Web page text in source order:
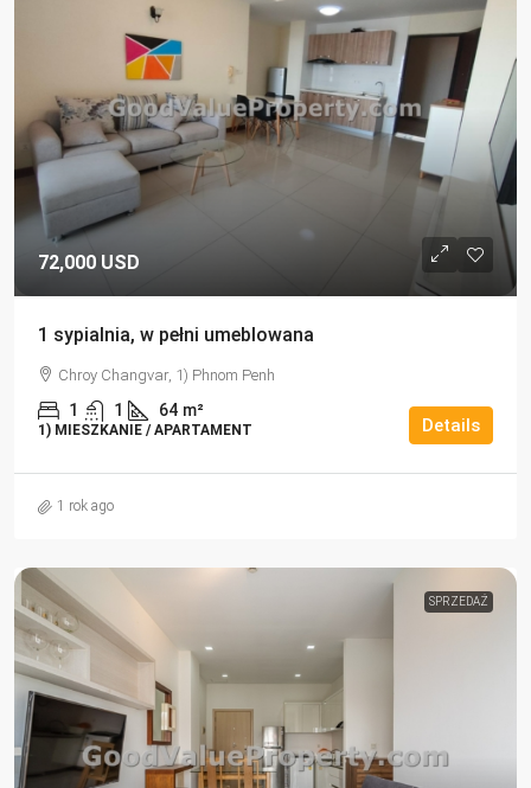
72,000 USD
1 sypialnia, w pełni umeblowana
Chroy Changvar, 1) Phnom Penh
1 1 64 m²
1) MIESZKANIE / APARTAMENT Details
1 rok ago
SPRZEDAŻ